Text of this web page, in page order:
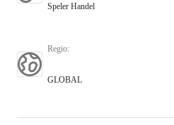
Speler Handel
Regio:
GLOBAL